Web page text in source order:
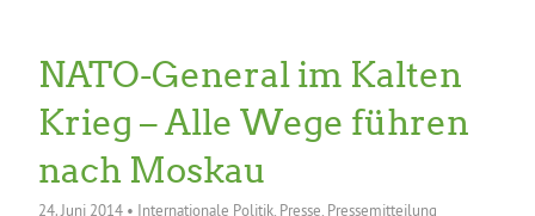
NATO-General im Kalten
Krieg – Alle Wege führen
nach Moskau
24. Juni 2014 • Internationale Politik Presse Pressemitteilung